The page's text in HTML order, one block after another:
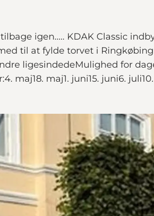
igen..... KDAK Classic
til at fylde torvet i
ligesindedeMulighed for
maj18. maj1. juni15. juni6.